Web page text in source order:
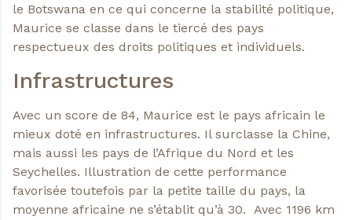
le Botswana en ce qui concerne la stabilité politique,
Maurice se classe dans le tiercé des pays
respectueux des droits politiques et individuels.
Infrastructures
Avec un score de 84, Maurice est le pays africain le
mieux doté en infrastructures. Il surclasse la Chine,
mais aussi les pays de l’Afrique du Nord et les
Seychelles. Illustration de cette performance
favorisée toutefois par la petite taille du pays, la
moyenne africaine ne s’établit qu’à 30. Avec 1196 km